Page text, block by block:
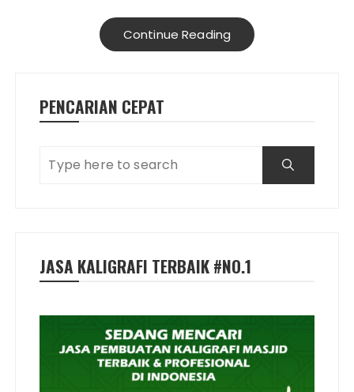
Continue Reading
PENCARIAN CEPAT
JASA KALIGRAFI TERBAIK #NO.1